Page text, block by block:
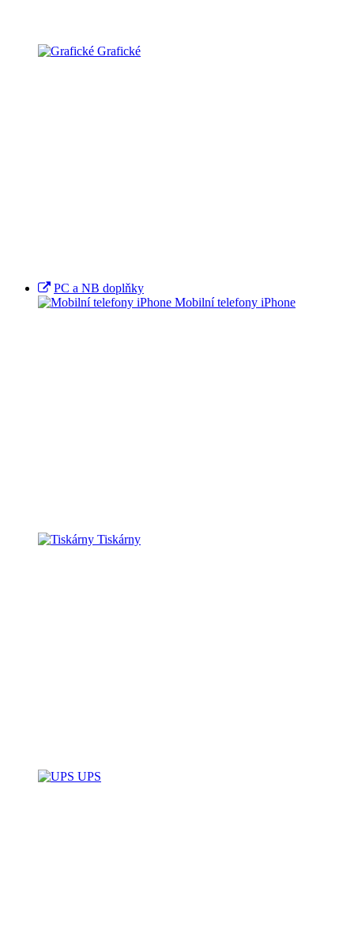
Grafické
PC a NB doplňky
Mobilní telefony iPhone
Tiskárny
UPS